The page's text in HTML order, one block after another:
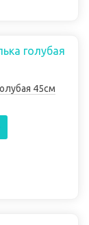
Шар круг фольгированный карамелька голубая 45см